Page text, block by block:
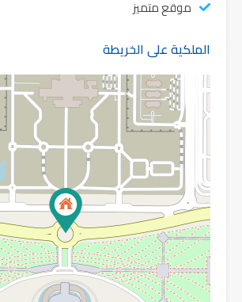
موقع متميز
الملكية على الخريطة